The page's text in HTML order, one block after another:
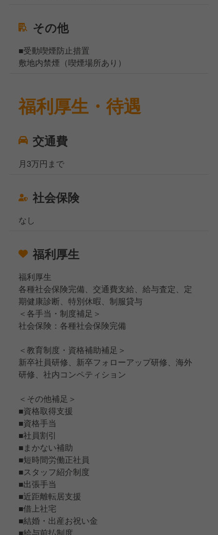
その他
■受動喫煙防止措置
敷地内禁煙（喫煙場所あり）
福利厚生・待遇
交通費
月3万円まで
社会保険
なし
福利厚生
福利厚生
各種社会保険完備、交通費支給、給与査定、定
期健康診断、特別休暇、制服貸与
＜各手当・制度補足＞
社会保険：各種社会保険完備
＜教育制度・資格補助補足＞
新卒社員研修、新卒フォローアップ研修、海外
研修、社内コンペティション
＜その他補足＞
■資格取得支援
■資格手当
■社員割引
■まかない補助
■短時間労働正社員
■スタッフ紹介制度
■出張手当
■近距離転居支援
■借上社宅
■結婚・出産お祝い金
■給与前払制度